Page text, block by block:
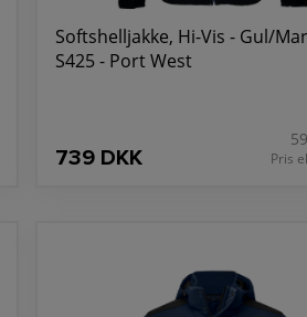
Softshelljakke, Hi-Vis - Gul/
S425 - Port West
739 DKK Pris